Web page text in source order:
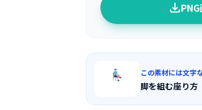
この素材には文字
脚を組む座り方